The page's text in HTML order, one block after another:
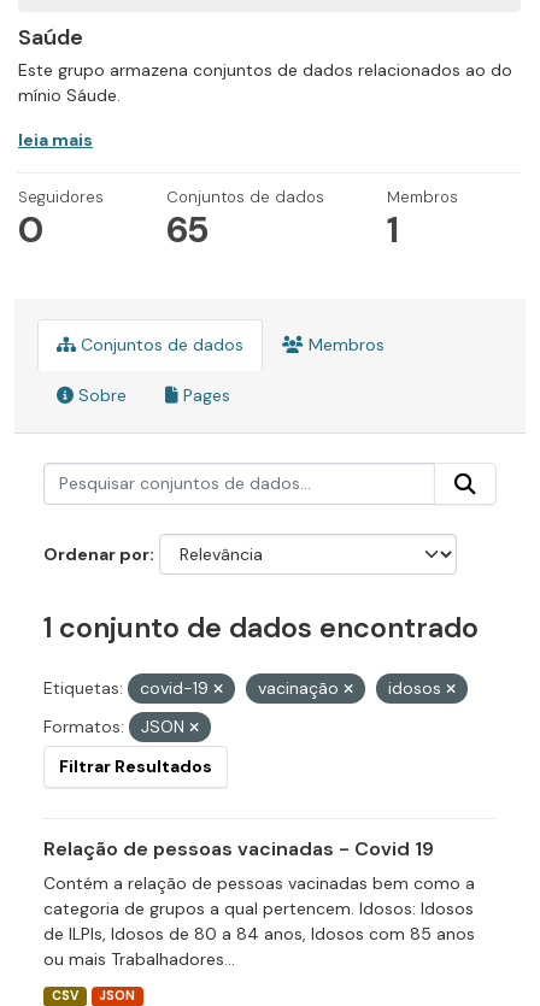
Saúde
Este grupo armazena conjuntos de dados relacionados ao do
mínio Sáude.
leia mais
Seguidores
0
Conjuntos de dados
65
Membros
1
Conjuntos de dados Membros
Sobre Pages
Ordenar por
1 conjunto de dados encontrado
Etiquetas: covid-19 vacinação
idosos
Formatos:
JSON
Filtrar Resultados
Relação de pessoas vacinadas - Covid 19
Contém a relação de pessoas vacinadas bem como a
categoria de grupos a qual pertencem. Idosos: Idosos
de ILPIs, Idosos de 80 a 84 anos, Idosos com 85 anos
ou mais Trabalhadores...
CSV JSON